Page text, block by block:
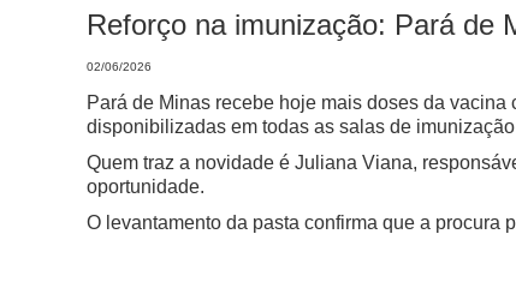
Reforço na imunização: Pará de
02/06/2026
Pará de Minas recebe hoje mais doses da
disponibilizadas em todas as salas de
Quem traz a novidade é Juliana Viana,
oportunidade.
O levantamento da pasta confirma que a procura